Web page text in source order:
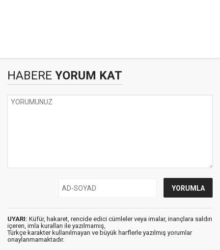
HABERE YORUM KAT
UYARI: Küfür, hakaret, rencide edici cümleler veya imalar, inançlara saldırı
içeren, imla kuralları ile yazılmamış,
Türkçe karakter kullanılmayan ve büyük harflerle yazılmış yorumlar
onaylanmamaktadır.